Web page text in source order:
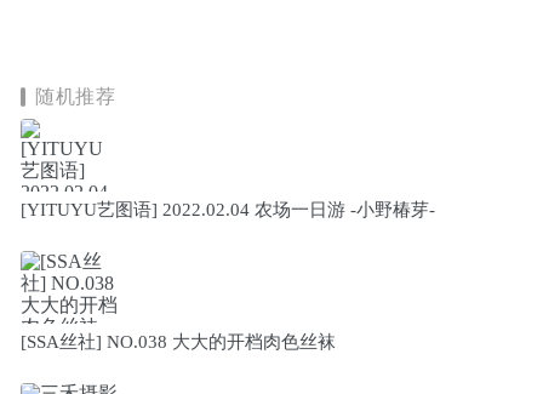
随机推荐
[YITUYU艺图语] 2022.02.04 农场一日游 -小野椿芽-
[SSA丝社] NO.038 大大的开档肉色丝袜